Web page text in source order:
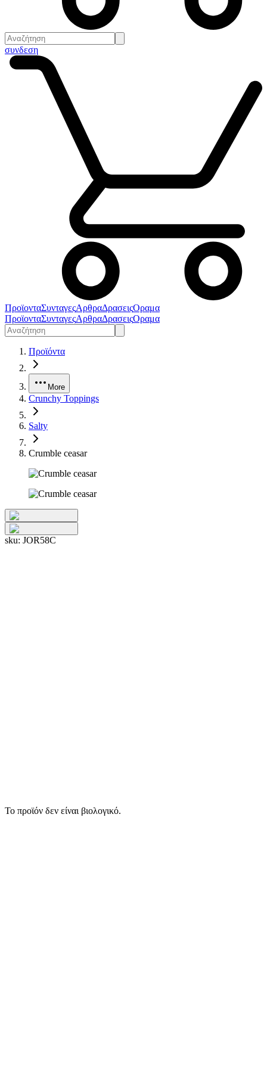
συνδεση
ΠροϊονταΣυνταγεςΑρθραΔρασειςΟραμα
ΠροϊονταΣυνταγεςΑρθραΔρασειςΟραμα
Προϊόντα
More
Crunchy Toppings
Salty
Crumble ceasar
sku: JOR58C
Το προϊόν δεν είναι βιολογικό.